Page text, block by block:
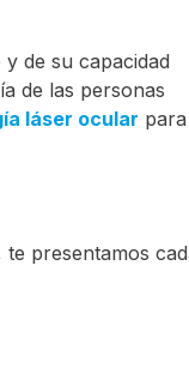
de su capacidad
de las personas
láser ocular para
presentamos